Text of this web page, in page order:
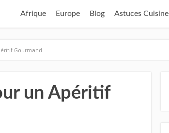
Afrique Europe Blog Astuces Cuisine
Gourmand
un Apéritif